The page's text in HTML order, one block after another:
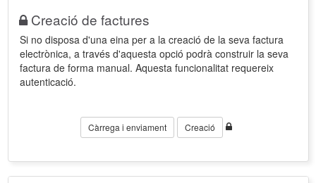
Creació de factures
Si no disposa d'una eina per a la creació de la seva factura
electrònica, a través d'aquesta opció podrà construir la seva
factura de forma manual. Aquesta funcionalitat requereix
autenticació.
Càrrega i enviament Creació